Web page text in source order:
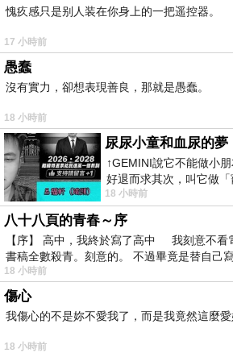
愧疚感只是别人装在你身上的一把遥控器。
17 小時前
愚蠢
沒有實力，卻想表現善良，那就是愚蠢。
18 小時前
尿尿小童和血尿的夢
↑GEMINI說它不能做小
好退而求其次，叫它做
年人臉孔」的畫了。 六月
18 小時前
八十八頁的青春～序
【序】 高中，我終於寫了高中 我刻意不看
書稿全數殺青。刻意的。 不過畢竟是替自己
18 小時前
傷心
我傷心的不是妳不愛我了，而是我竟然這麼愛
18 小時前